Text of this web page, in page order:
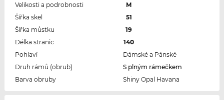
Velikosti a podrobnosti
M
Šířka skel
51
Šířka můstku
19
Délka stranic
140
Pohlaví
Dámské a Pánské
Druh rámů (obrub)
S plným rámečkem
Barva obruby
Shiny Opal Havana